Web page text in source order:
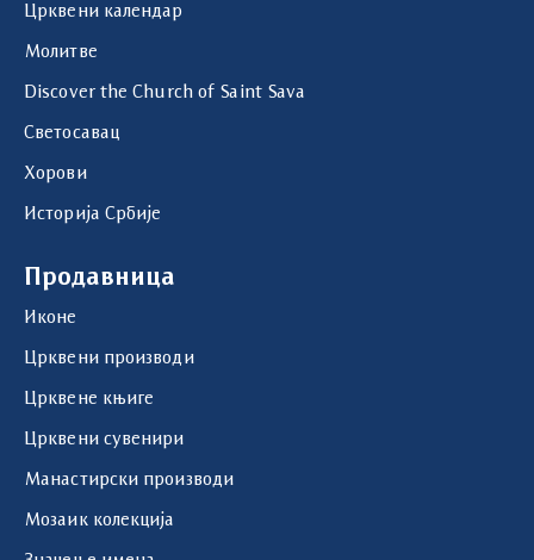
Црквени календар
Молитве
Discover the Church of Saint Sava
Светосавац
Хорови
Историја Србије
Продавница
Иконе
Црквени производи
Црквене књиге
Црквени сувенири
Манастирски производи
Мозаик колекција